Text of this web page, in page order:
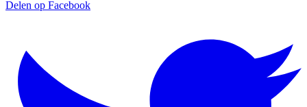
Delen op Facebook